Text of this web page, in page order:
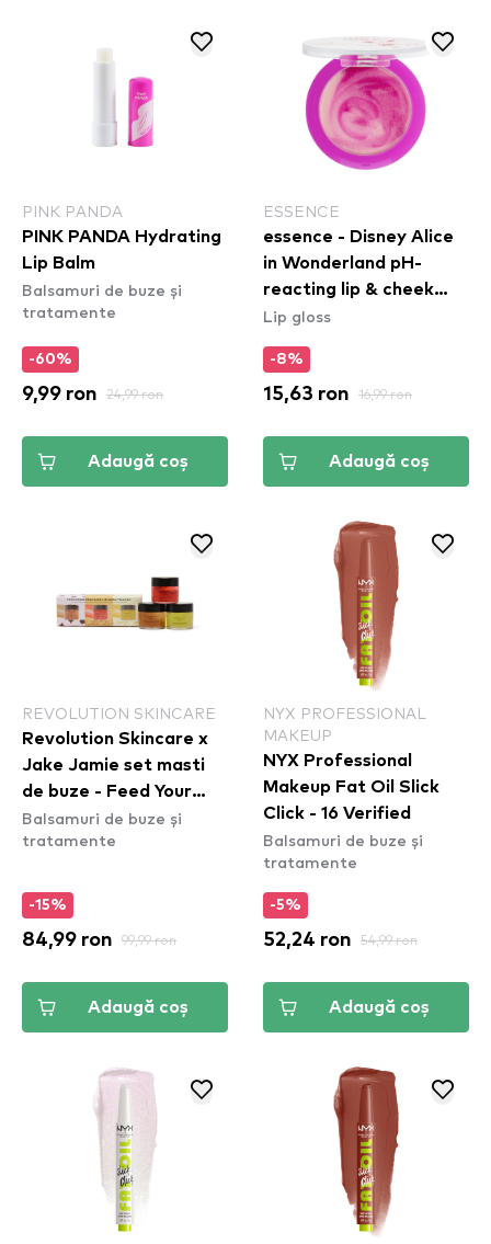
PINK PANDA
PINK PANDA Hydrating
Lip Balm
Balsamuri de buze și
tratamente
-60%
9,99 ron 24,99 ron
Adaugă coș
ESSENCE
essence - Disney Alice
in Wonderland pH-
reacting lip & cheek
balm 01
Lip gloss
-8%
15,63 ron 16,99 ron
Adaugă coș
REVOLUTION SKINCARE
Revolution Skincare x
Jake Jamie set masti
de buze - Feed Your
Cravings Lip Mask
Collection
Balsamuri de buze și
tratamente
-15%
84,99 ron 99,99 ron
Adaugă coș
NYX PROFESSIONAL
MAKEUP
NYX Professional
Makeup Fat Oil Slick
Click - 16 Verified
Balsamuri de buze și
tratamente
-5%
52,24 ron 54,99 ron
Adaugă coș